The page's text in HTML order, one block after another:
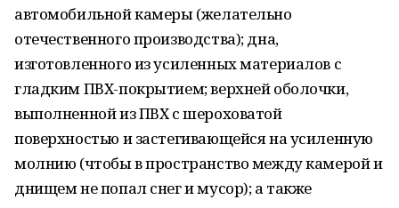
автомобильной камеры (желательно
отечественного производства); дна,
изготовленного из усиленных материалов с
гладким ПВХ-покрытием; верхней оболочки,
выполненной из ПВХ с шероховатой
поверхностью и застегивающейся на усиленную
молнию (чтобы в пространство между камерой и
днищем не попал снег и мусор); а также